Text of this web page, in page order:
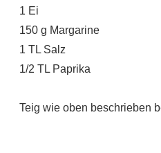
1 Ei
150 g Margarine
1 TL Salz
1/2 TL Paprika
Teig wie oben beschrieben